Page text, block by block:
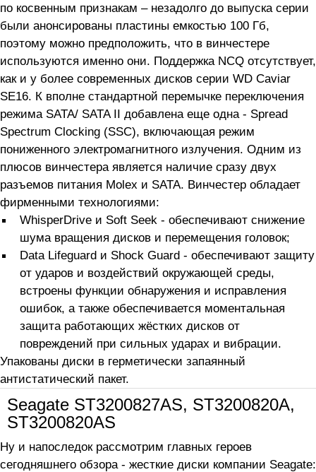
по косвенным признакам – незадолго до выпуска серии
были анонсированы пластины емкостью 100 Гб,
поэтому можно предположить, что в винчестере
используются именно они. Поддержка NCQ отсутствует,
как и у более современных дисков серии WD Caviar
SE16. К вполне стандартной перемычке переключения
режима SATA/ SATA II добавлена еще одна - Spread
Spectrum Clocking (SSC), включающая режим
пониженного электромагнитного излучения. Одним из
плюсов винчестера является наличие сразу двух
разъемов питания Molex и SATA. Винчестер обладает
фирменными технологиями:
WhisperDrive и Soft Seek - обеспечивают снижение
шума вращения дисков и перемещения головок;
Data Lifeguard и Shock Guard - обеспечивают защиту
от ударов и воздействий окружающей среды,
встроены функции обнаружения и исправления
ошибок, а также обеспечивается моментальная
защита работающих жёстких дисков от
повреждений при сильных ударах и вибрации.
Упакованы диски в герметически запаянный
антистатический пакет.
Seagate ST3200827AS, ST3200820A,
ST3200820AS
Ну и напоследок рассмотрим главных героев
сегодняшнего обзора - жесткие диски компании Seagate: